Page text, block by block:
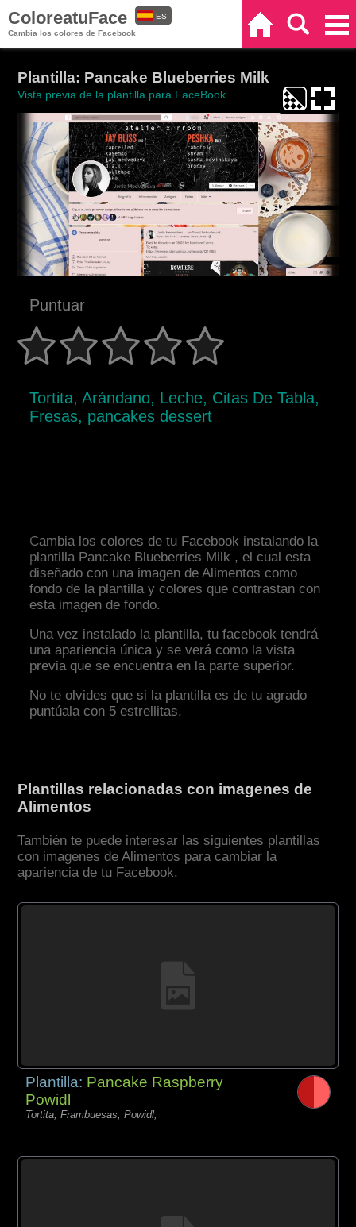
ColoreatuFace
Cambia los colores de Facebook
ES
Plantilla: Pancake Blueberries Milk
Vista previa de la plantilla para FaceBook
Puntuar
Tortita, Arándano, Leche, Citas De Tabla,
Fresas, pancakes dessert
Cambia los colores de tu Facebook instalando la
plantilla Pancake Blueberries Milk , el cual esta
diseñado con una imagen de Alimentos como
fondo de la plantilla y colores que contrastan con
esta imagen de fondo.
Una vez instalado la plantilla, tu facebook tendrá
una apariencia única y se verá como la vista
previa que se encuentra en la parte superior.
No te olvides que si la plantilla es de tu agrado
puntúala con 5 estrellitas.
Plantillas relacionadas con imagenes de
Alimentos
También te puede interesar las siguientes plantillas
con imagenes de Alimentos para cambiar la
apariencia de tu Facebook.
Plantilla: Pancake Raspberry
Powidl
Tortita, Frambuesas, Powidl,